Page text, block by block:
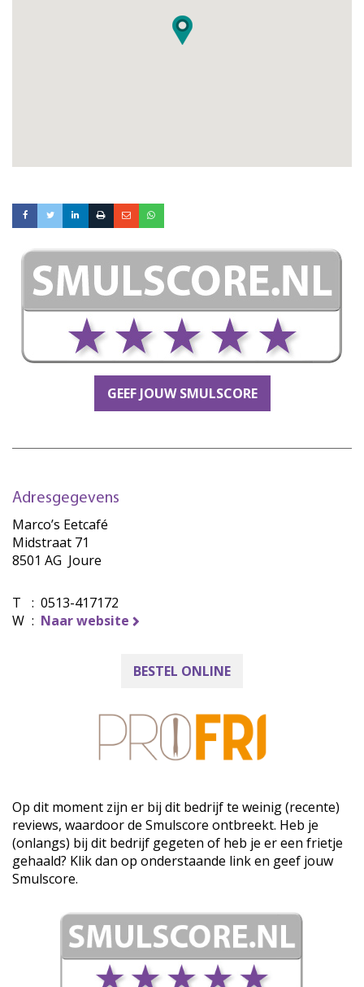
GEEF JOUW SMULSCORE
Adresgegevens
Marco’s Eetcafé
Midstraat 71
8501 AG Joure
T : 0513-417172
W : Naar website
BESTEL ONLINE
Op dit moment zijn er bij dit bedrijf te weinig (recente)
reviews, waardoor de Smulscore ontbreekt. Heb je
(onlangs) bij dit bedrijf gegeten of heb je er een frietje
gehaald? Klik dan op onderstaande link en geef jouw
Smulscore.